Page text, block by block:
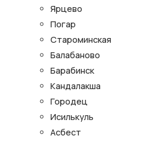
Ярцево
Погар
Староминская
Балабаново
Барабинск
Кандалакша
Городец
Исилькуль
Асбест